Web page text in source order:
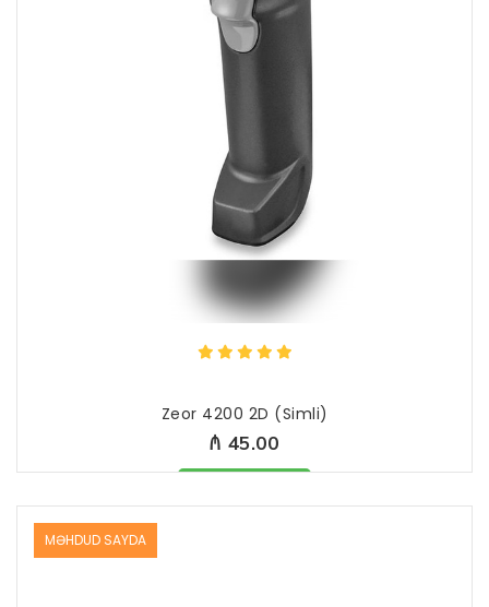
Zeor 4200 2D (Simli)
₼ 45.00
Məhsul mövcüddur
MƏHDUD SAYDA